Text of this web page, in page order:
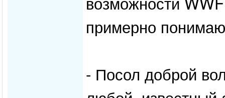
примерно
- Посол доброй